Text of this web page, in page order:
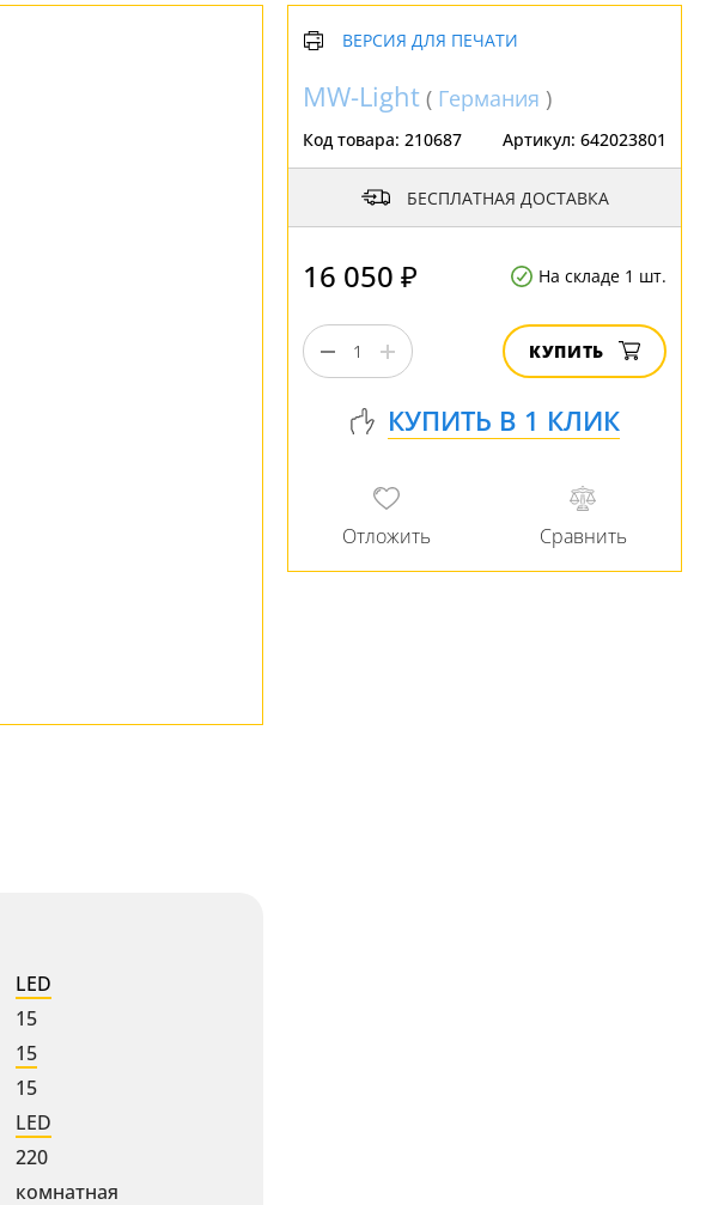
LED
15
15
15
LED
220
комнатная
ВЕРСИЯ ДЛЯ ПЕЧАТИ
MW-Light ( Германия )
Код товара: 210687 Артикул: 642023801
БЕСПЛАТНАЯ ДОСТАВКА
16 050 ₽ На складе 1 шт.
КУПИТЬ